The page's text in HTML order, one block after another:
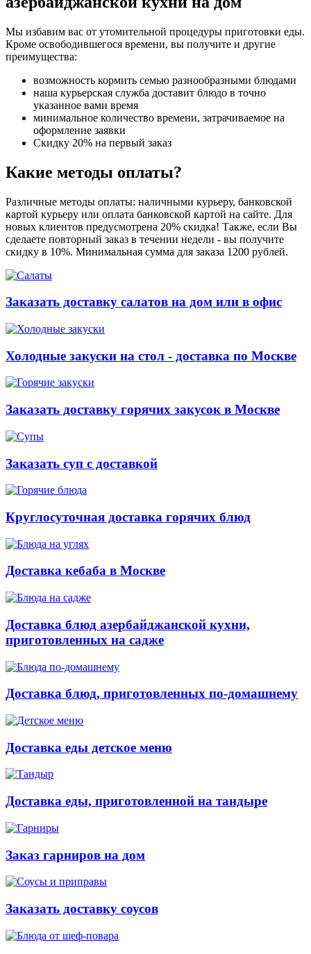
Мы избавим вас от утомительной процедуры приготовки еды.
Кроме освободившегося времени, вы получите и другие
преимущества:
возможность кормить семью разнообразными блюдами
наша курьерская служба доставит блюдо в точно
указанное вами время
минимальное количество времени, затрачиваемое на
оформление заявки
Скидку 20% на первый заказ
Какие методы оплаты?
Различные методы оплаты: наличными курьеру, банковской
картой курьеру или оплата банковской картой на сайте. Для
новых клиентов предусмотрена 20% скидка! Также, если Вы
сделаете повторный заказ в течении недели - вы получите
скидку в 10%. Минимальная сумма для заказа 1200 рублей.
Заказать доставку салатов на дом или в офис
Холодные закуски на стол - доставка по Москве
Заказать доставку горячих закусок в Москве
Заказать суп с доставкой
Круглосуточная доставка горячих блюд
Доставка кебаба в Москве
Доставка блюд азербайджанской кухни,
приготовленных на садже
Доставка блюд, приготовленных по-домашнему
Доставка еды детское меню
Доставка еды, приготовленной на тандыре
Заказ гарниров на дом
Заказать доставку соусов